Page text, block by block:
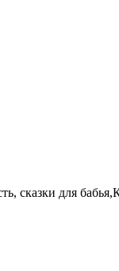
сказки для